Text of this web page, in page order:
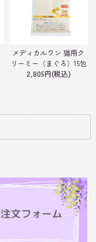
メディカルワン 猫用ク
リーミー（まぐろ）15包
2,805円(税込)